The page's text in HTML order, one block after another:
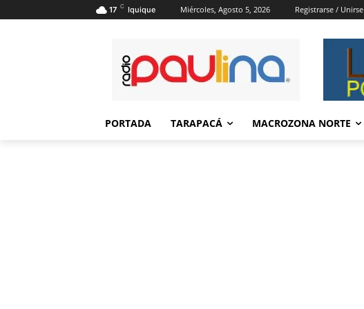
17 C Iquique Miércoles, Agosto 5, 2026 Registrarse / Unirse
PORTADA TARAPACÁ MACROZONA NORTE